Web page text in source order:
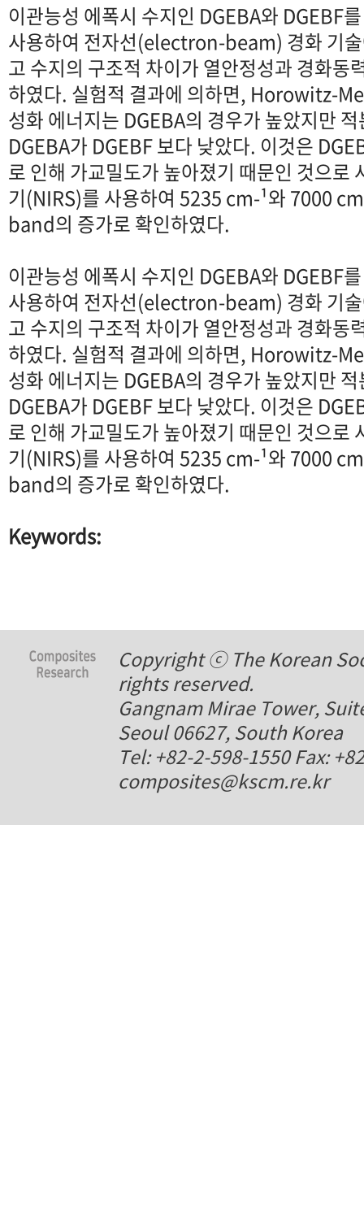
이관능성 에폭시 수지인 DGEBA와 DGEBF
사용하여 전자선(electron-beam) 경화 기
고 수지의 구조적 차이가 열안정성과 경화동
하였다. 실험적 결과에 의하면, Horowitz-
성화 에너지는 DGEBA의 경우가 높았지만
DGEBA가 DGEBF 보다 낮았다. 이것은
로 인해 가교밀도가 높아졌기 때문인 것으로
기(NIRS)를 사용하여 5235 cm-¹와 7000
band의 증가로 확인하였다.
이관능성 에폭시 수지인 DGEBA와 DGEBF
사용하여 전자선(electron-beam) 경화 기
고 수지의 구조적 차이가 열안정성과 경화동
하였다. 실험적 결과에 의하면, Horowitz-
성화 에너지는 DGEBA의 경우가 높았지만
DGEBA가 DGEBF 보다 낮았다. 이것은
로 인해 가교밀도가 높아졌기 때문인 것으로
기(NIRS)를 사용하여 5235 cm-¹와 7000
band의 증가로 확인하였다.
Keywords:
Copyright ⓒ The Korean
rights reserved.
Gangnam Mirae Tower,
Seoul 06627, South Korea
Tel: +82-2-598-1550 Fax:
composites@kscm.re.kr